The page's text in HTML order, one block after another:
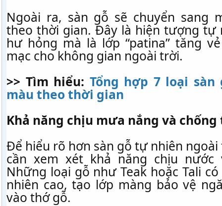
Ngoài ra, sàn gỗ sẽ chuyển sang
theo thời gian. Đây là hiện tượng tự
hư hỏng mà là lớp “patina” tăng
mạc cho không gian ngoài trời.
>> Tìm hiểu: Tổng hợp 7 loại
màu theo thời gian
Khả năng chịu mưa nắng và
Để hiểu rõ hơn sàn gỗ tự nhiên
cần xem xét khả năng chịu nước
Những loại gỗ như Teak hoặc Tali
nhiên cao, tạo lớp màng bảo vệ
vào thớ gỗ.